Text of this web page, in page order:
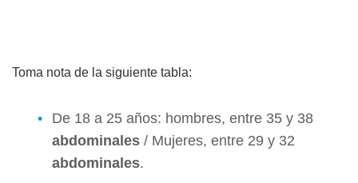
Toma nota de la siguiente tabla:
De 18 a 25 años: hombres, entre 35 y 38
abdominales / Mujeres, entre 29 y 32
abdominales.